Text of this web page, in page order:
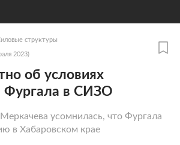
структуры
2023)
об условиях
Фургала в СИЗО
усомнилась, что Фургала
в Хабаровском крае